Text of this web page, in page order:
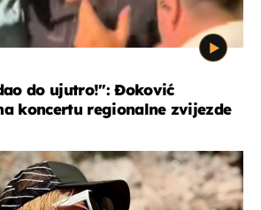
do ujutro!": Đoković
koncertu regionalne zvijezde